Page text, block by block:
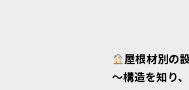
屋根材別の
〜構造を知り